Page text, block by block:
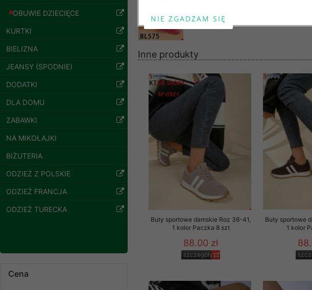
OBUWIE DZIECIĘCE
KURTKI
BIELIZNA
JEANSY (SPODNIE)
DODATKI
DLA DOMU
ZABAWKI
NA MIKOŁAJKI
BIŻUTERIA
ODZIEŻ Z POLSKIE
ODZIEŻ FRANCJA
ODZIEŻ TURECKA
Cena
Bluzy damskie Roz
L-3XL. 1 kolor.
Paczka 10 szt
szczegóły
Inne produkty
Buty sportowe damskie Roz 36-41,
1 kolor Paczka 8 szt
88.00 zł
szczegóły
Buty sportowe
1 kolor
Od 25 maja 2018 roku obowiązuje
kwietnia 2016 r. w sprawie ochrony osób
swobodnego przepływu takich danych oraz
przetwarzaniu Twoich danych oraz
Potrzebujemy na to Twojej zgody.
Jeżeli klikniesz przycisk „Przejdź dalej” lub
GROUP
Sp. z o.o.
Wyrażenie zgody jest dobrowolne. Zgodę
wpływa na zgodność z prawem przetwarzania
Dodatkowe informacje, w tym o
Twoich danych, ograniczenia ich
podejmowaniu decyzji, w tym profilowaniu,
danych osobowych) znajdziesz w Polityce
---------------------------------------------------
Polityka prywatności
Polityka prywatności sklepu